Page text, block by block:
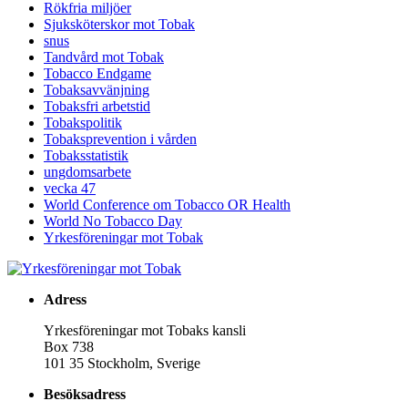
Rökfria miljöer
Sjuksköterskor mot Tobak
snus
Tandvård mot Tobak
Tobacco Endgame
Tobaksavvänjning
Tobaksfri arbetstid
Tobakspolitik
Tobaksprevention i vården
Tobaksstatistik
ungdomsarbete
vecka 47
World Conference om Tobacco OR Health
World No Tobacco Day
Yrkesföreningar mot Tobak
Adress
Yrkesföreningar mot Tobaks kansli
Box 738
101 35 Stockholm, Sverige
Besöksadress